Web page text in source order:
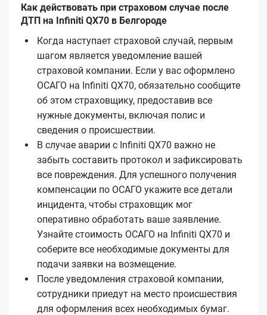
Как действовать при страховом случае после
ДТП на Infiniti QX70 в Белгороде
Когда наступает страховой случай, первым
шагом является уведомление вашей
страховой компании. Если у вас оформлено
ОСАГО на Infiniti QX70, обязательно сообщите
об этом страховщику, предоставив все
нужные документы, включая полис и
сведения о происшествии.
В случае аварии с Infiniti QX70 важно не
забыть составить протокол и зафиксировать
все повреждения. Для успешного получения
компенсации по ОСАГО укажите все детали
инцидента, чтобы страховщик мог
оперативно обработать ваше заявление.
Узнайте стоимость ОСАГО на Infiniti QX70 и
соберите все необходимые документы для
подачи заявки на возмещение.
После уведомления страховой компании,
сотрудники приедут на место происшествия
для оформления всех необходимых бумаг.